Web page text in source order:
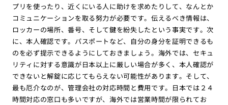
プリを使ったり、近くにいる人に助けを求めたりして、なんとか
コミュニケーションを取る努力が必要です。伝えるべき情報は、
ロッカーの場所、番号、そして鍵を紛失したという事実です。次
に、本人確認です。パスポートなど、自分の身分を証明できるも
のを必ず提示できるようにしておきましょう。海外では、セキュ
リティに対する意識が日本以上に厳しい場合が多く、本人確認が
できないと解錠に応じてもらえない可能性があります。そして、
最も厄介なのが、管理会社の対応時間と費用です。日本では２４
時間対応の窓口も多いですが、海外では営業時間が限られてお